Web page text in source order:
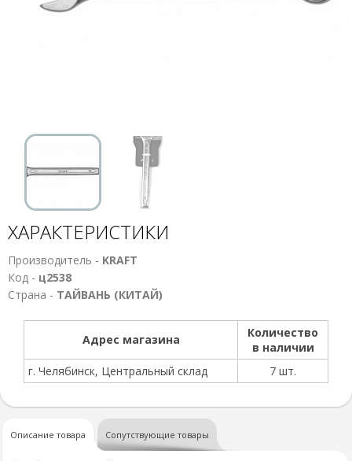
ХАРАКТЕРИСТИКИ
Производитель - KRAFT
Код - ц2538
Страна - ТАЙВАНЬ (КИТАЙ)
Адрес магазина
Количество
в наличии
г. Челябинск, Центральный склад
7 шт.
Описание товара Сопутствующие товары